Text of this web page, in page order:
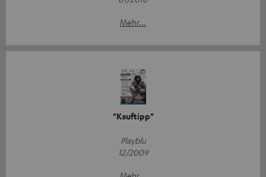
Mehr...
"Kauftipp"
Playblu
12/2009